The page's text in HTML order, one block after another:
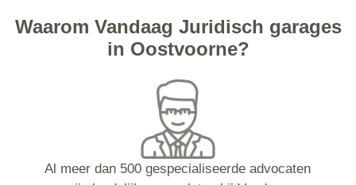
Waarom Vandaag Juridisch garages
in Oostvoorne?
Al meer dan 500 gespecialiseerde advocaten